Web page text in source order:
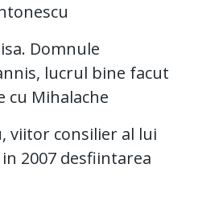
Domnule
lucrul bine facut
cu Mihalache
viitor consilier al lui
2007 desfiintarea